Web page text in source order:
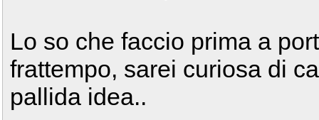
Lo so che faccio prima a
frattempo, sarei curiosa di
pallida idea..